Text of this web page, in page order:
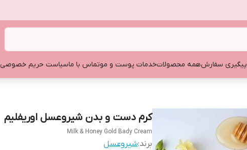
پیگیری سفارشهمه محصولاتخدمات پوست و موتماس با ماسیاست حریم خصوصی
کرم دست و بدن شیروعسل اوریفلیم
Milk & Honey Gold Bady Cream
برند:شیروعسل